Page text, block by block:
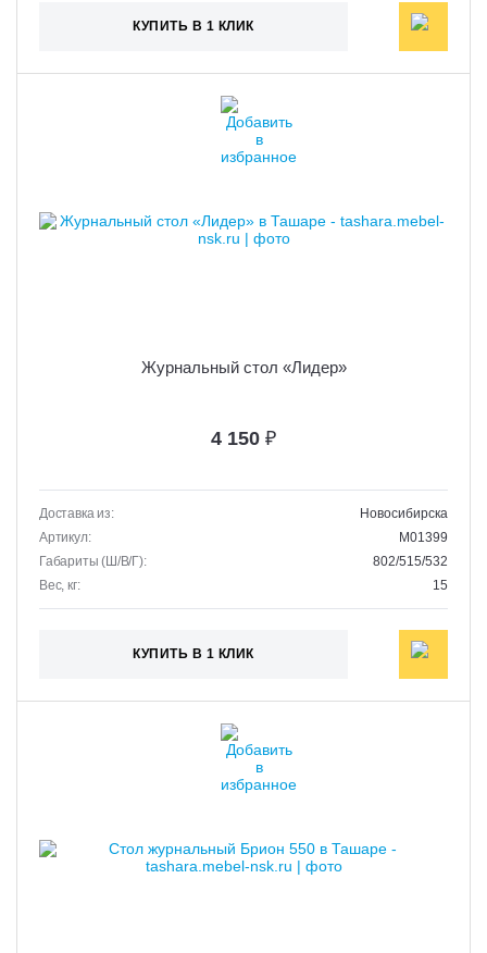
КУПИТЬ В 1 КЛИК
Журнальный стол «Лидер»
4 150 ₽
Доставка из:
Новосибирска
Артикул:
M01399
Габариты (Ш/В/Г):
802/515/532
Вес, кг:
15
КУПИТЬ В 1 КЛИК